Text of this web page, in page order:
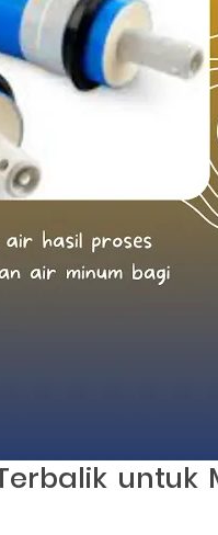
untuk